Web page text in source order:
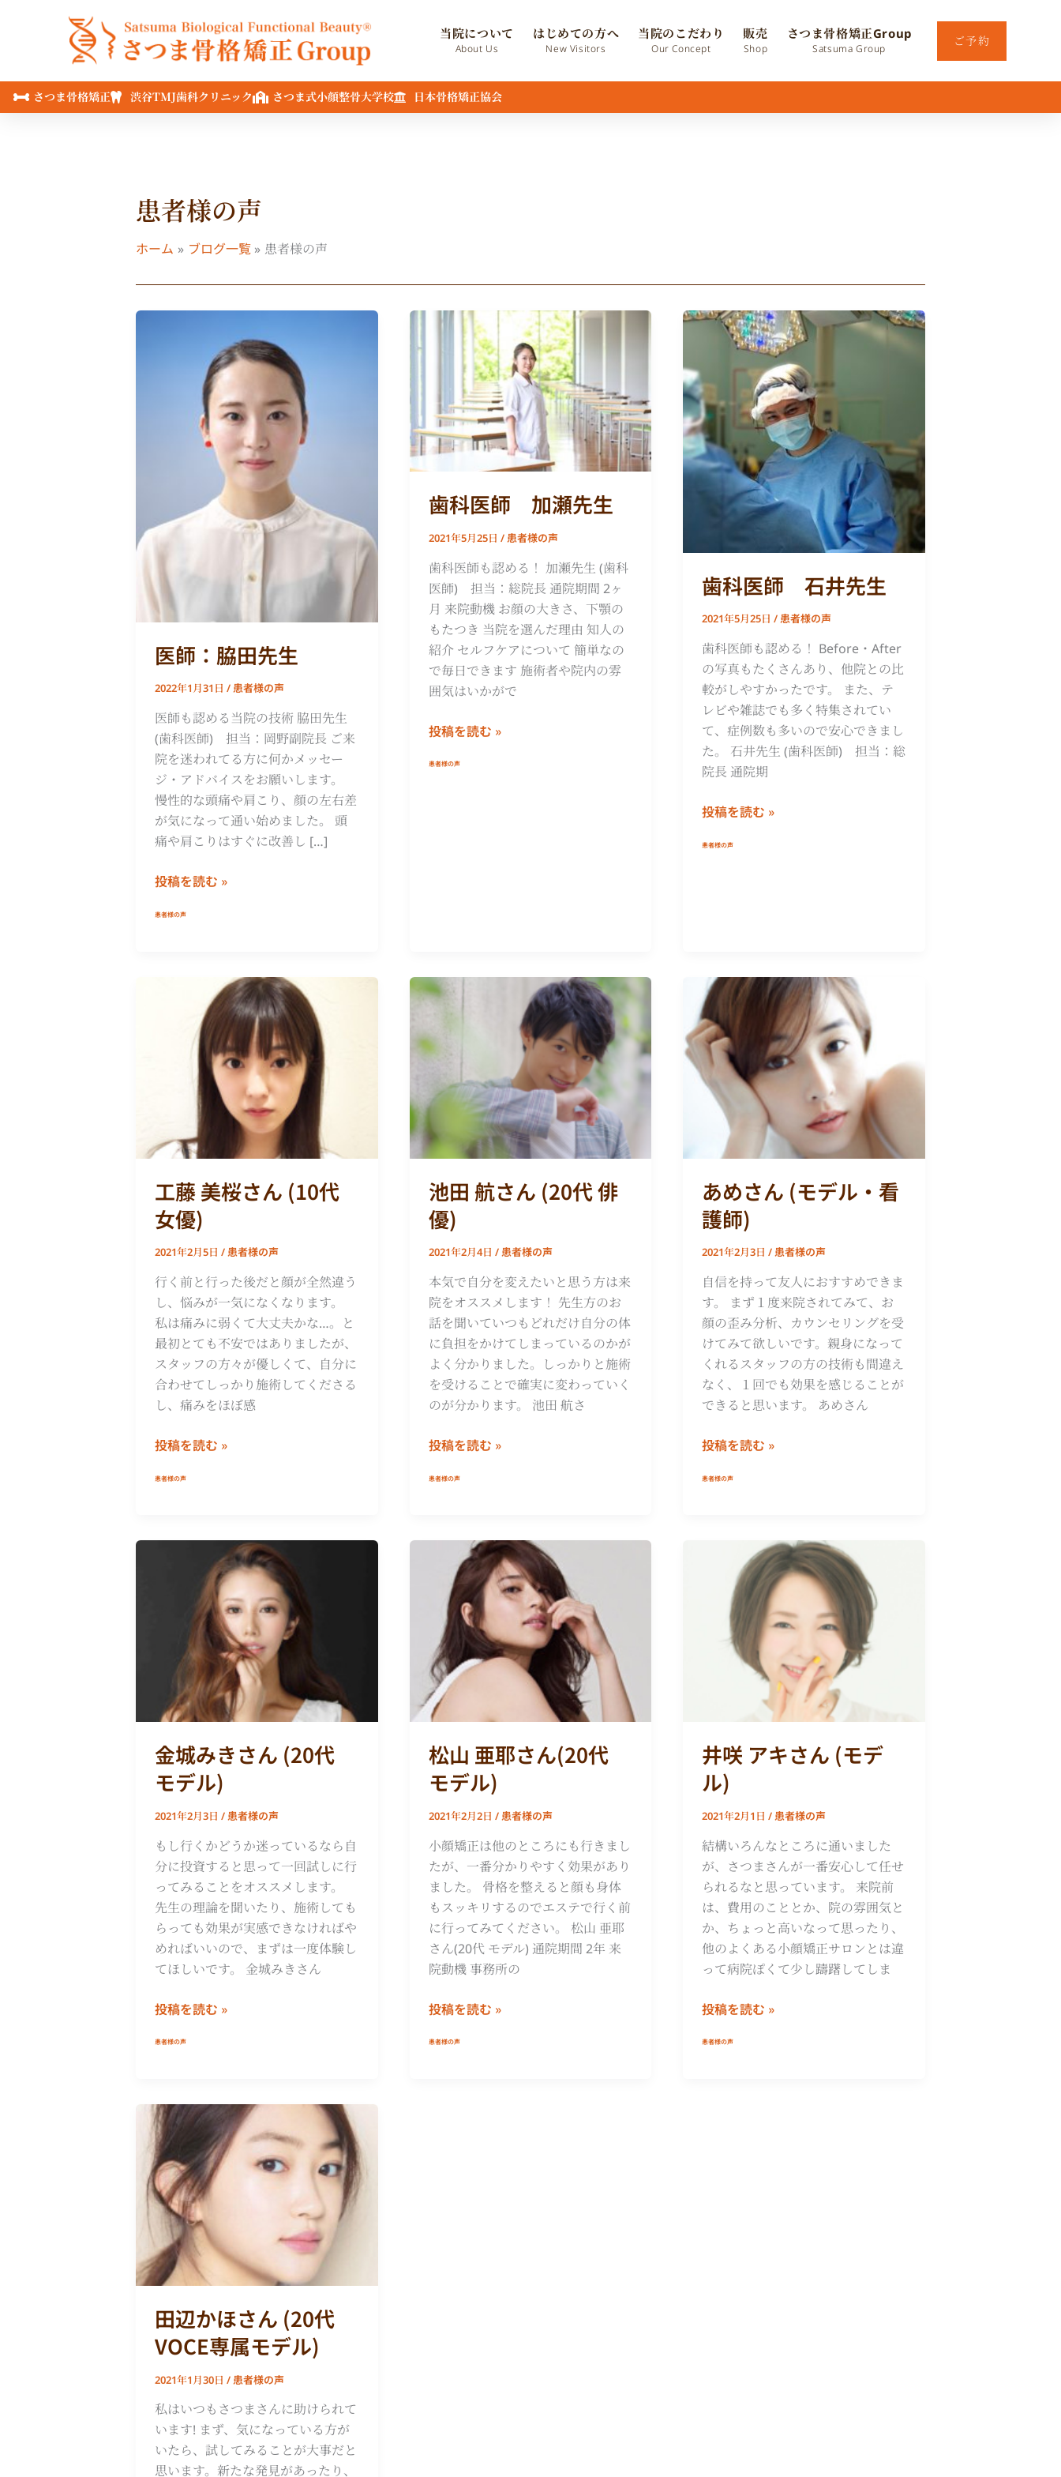
ッ
当院について
About Us
はじめての方へ
New Visitors
当院のこだわり
Our Concept
販売
Shop
さつま骨格矯正Group
Satsuma Group
ご予約
さつま骨格矯正 渋谷TMJ歯科クリニック さつま式小顔整骨大学校 日本骨格矯正協会
患者様の声
ホーム ブログ一覧 患者様の声
医師：脇田先生
2022年1月31日 /患者様の声
医師も認める当院の技術 脇田先生
(歯科医師) 担当：岡野副院長 ご来
院を迷われてる方に何かメッセー
ジ・アドバイスをお願いします。
慢性的な頭痛や肩こり、顔の左右差
が気になって通い始めました。 頭
痛や肩こりはすぐに改善し […]
投稿を読む »
患者様の声
歯科医師 加瀬先生
2021年5月25日 /患者様の声
歯科医師も認める！ 加瀬先生 (歯科
医師) 担当：総院長 通院期間 2ヶ
月 来院動機 お顔の大きさ、下顎の
もたつき 当院を選んだ理由 知人の
紹介 セルフケアについて 簡単なの
で毎日できます 施術者や院内の雰
囲気はいかがで
加
瀬
先
投稿を読む »
患者様の声
歯科医師 石井先生
2021年5月25日/患者様の声
歯科医師も認める！ Before・After
の写真もたくさんあり、他院との比
較がしやすかったです。 また、テ
レビや雑誌でも多く特集されてい
て、症例数も多いので安心できまし
た。 石井先生 (歯科医師) 担当：総
院長 通院期
歯
師
石
井
先
生
投稿を読む »
患者様の声
工藤 美桜さん (10代
女優)
2021年2月5日 /患者様の声
行く前と行った後だと顔が全然違う
し、悩みが一気になくなります。
私は痛みに弱くて大丈夫かな…。と
最初とても不安ではありましたが、
スタッフの方々が優しくて、自分に
合わせてしっかり施術してくださる
し、痛みをほぼ感
女
投稿を読む »
患者様の声
池田 航さん (20代 俳
優)
2021年2月4日 /患者様の声
本気で自分を変えたいと思う方は来
院をオススメします！ 先生方のお
話を聞いていつもどれだけ自分の体
に負担をかけてしまっているのかが
よく分かりました。しっかりと施術
を受けることで確実に変わっていく
のが分かります。 池田 航さ
池
田
さ
(20
代
俳
優)
投稿を読む »
患者様の声
あめさん (モデル・看
護師)
2021年2月3日/患者様の声
自信を持って友人におすすめできま
す。 まず１度来院されてみて、お
顔の歪み分析、カウンセリングを受
けてみて欲しいです。親身になって
くれるスタッフの方の技術も間違え
なく、１回でも効果を感じることが
できると思います。 あめさん
あ
め
さ
ん
(モ
デ
ル・
投稿を読む »
患者様の声
金城みきさん (20代
モデル)
2021年2月3日 /患者様の声
もし行くかどうか迷っているなら自
分に投資すると思って一回試しに行
ってみることをオススメします。
先生の理論を聞いたり、施術しても
らっても効果が実感できなければや
めればいいので、まずは一度体験し
てほしいです。 金城みきさん
モ
ル)
投稿を読む »
患者様の声
松山 亜耶さん(20代
モデル)
2021年2月2日 /患者様の声
小顔矯正は他のところにも行きまし
たが、一番分かりやすく効果があり
ました。 骨格を整えると顔も身体
もスッキリするのでエステで行く前
に行ってみてください。 松山 亜耶
さん(20代 モデル) 通院期間 2年 来
院動機 事務所の
ん
(20
代
モ
ル)
投稿を読む »
患者様の声
井咲 アキさん (モデ
ル)
2021年2月1日/患者様の声
結構いろんなところに通いました
が、さつまさんが一番安心して任せ
られるなと思っています。 来院前
は、費用のこととか、院の雰囲気と
か、ちょっと高いなって思ったり、
他のよくある小顔矯正サロンとは違
って病院ぽくて少し躊躇してしま
投稿を読む »
患者様の声
田辺かほさん (20代
VOCE専属モデル)
2021年1月30日 / 患者様の声
私はいつもさつまさんに助けられて
います! まず、気になっている方が
いたら、試してみることが大事だと
思います。新たな発見があったり、
田
辺
か
ほ
さ
ん
(20
代
VOCE
属
モ
デ
ル)